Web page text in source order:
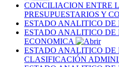
CONCILIACION ENTRE
PRESUPUESTARIOS Y
ESTADO ANALITICO DE
ESTADO ANALITICO DE
ECONOMICA
ESTADO ANALITICO DE
CLASIFICACIÓN